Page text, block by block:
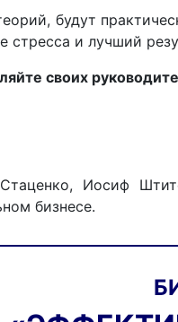
будут
и лучший
своих
Иосиф
бизнесе.